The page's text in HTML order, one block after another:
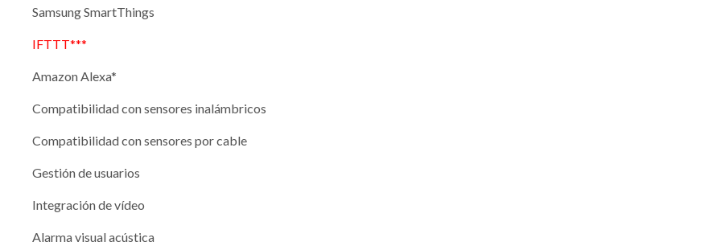
Samsung SmartThings
IFTTT***
Amazon Alexa*
Compatibilidad con sensores inalámbricos
Compatibilidad con sensores por cable
Gestión de usuarios
Integración de vídeo
Alarma visual acústica